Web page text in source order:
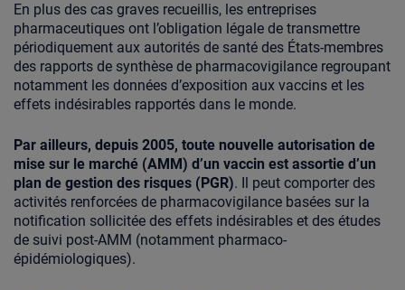
En plus des cas graves recueillis, les entreprises
pharmaceutiques ont l’obligation légale de transmettre
périodiquement aux autorités de santé des États-membres
des rapports de synthèse de pharmacovigilance regroupant
notamment les données d’exposition aux vaccins et les
effets indésirables rapportés dans le monde.
Par ailleurs, depuis 2005, toute nouvelle autorisation de
mise sur le marché (AMM) d’un vaccin est assortie d’un
plan de gestion des risques (PGR). Il peut comporter des
activités renforcées de pharmacovigilance basées sur la
notification sollicitée des effets indésirables et des études
de suivi post-AMM (notamment pharmaco-
épidémiologiques).